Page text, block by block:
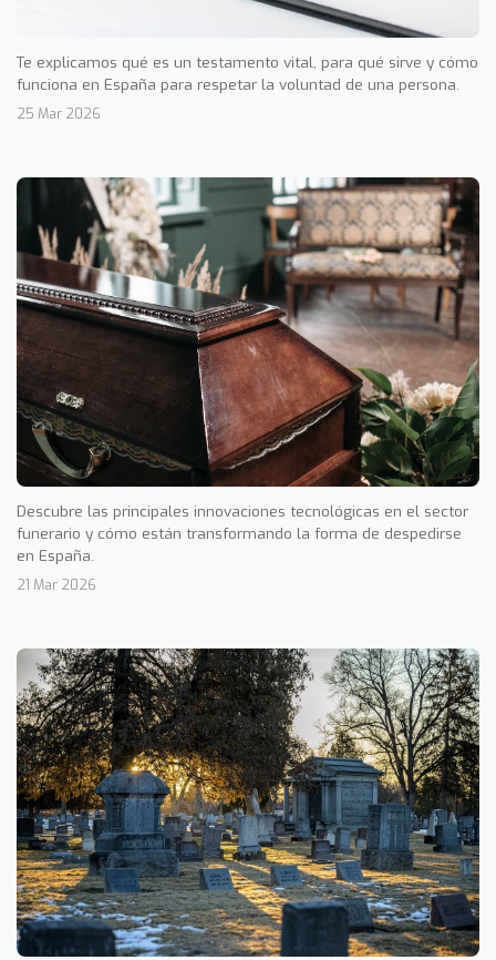
Te explicamos qué es un testamento vital, para qué sirve y cómo
funciona en España para respetar la voluntad de una persona.
25 Mar 2026
Descubre las principales innovaciones tecnológicas en el sector
funerario y cómo están transformando la forma de despedirse
en España.
21 Mar 2026